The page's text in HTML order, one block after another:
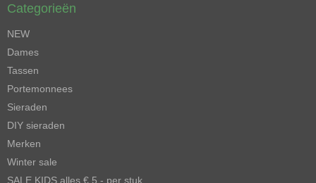
Categorieën
NEW
Dames
Tassen
Portemonnees
Sieraden
DIY sieraden
Merken
Winter sale
SALE KIDS alles € 5,- per stuk